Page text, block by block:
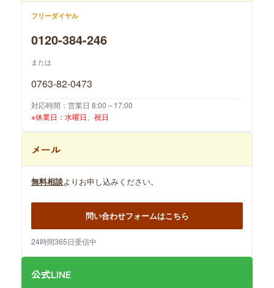
フリーダイヤル
0120-384-246
または
0763-82-0473
対応時間：営業日 8:00～17:00
※休業日：水曜日、祝日
メール
無料相談よりお申し込みください。
問い合わせフォームはこちら
24時間365日受信中
公式LINE